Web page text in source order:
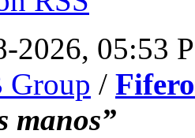
2026, 05:53
/
manos”